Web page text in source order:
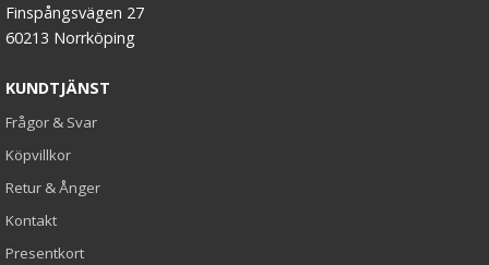
Finspångsvägen 27
60213 Norrköping
KUNDTJÄNST
Frågor & Svar
Köpvillkor
Retur & Ånger
Kontakt
Presentkort